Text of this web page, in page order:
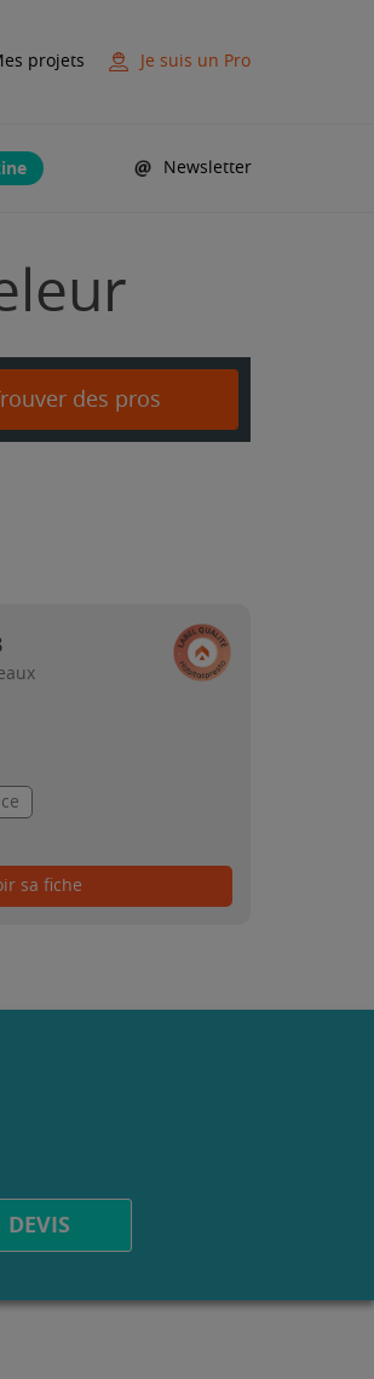
projets Je suis un Pro
Newsletter
des pros
sa fiche